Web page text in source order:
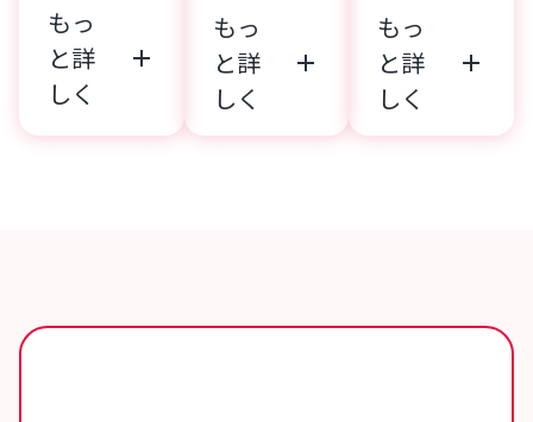
もっ
と詳
しく
add
もっ
と詳
しく
add
もっ
と詳
しく
add